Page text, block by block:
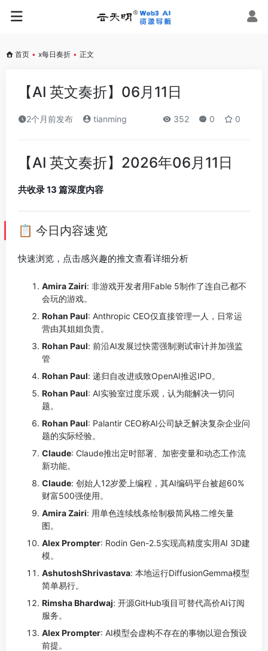
首页 • x每日奏折 • 正文
【AI 英文奏折】06月11日
2个月前发布 tianming 352 0 0
【AI 英文奏折】2026年06月11日
共收录 13 篇深度内容
📋 今日内容速览
快速浏览，点击感兴趣的推文查看详细分析
Amira Zairi: 非游戏开发者用Fable 5制作了连自己都不
会玩的游戏。
Rohan Paul: Anthropic CEO仅直接管理一人，日常运
营由其姐姐负责。
Rohan Paul: 前沿AI发展过快需强制测试审计并加强监
管
Rohan Paul: 递归自改进或致OpenAI推迟IPO。
Rohan Paul: AI实验室过度乐观，认为能解决一切问
题。
Rohan Paul: Palantir CEO称AI公司缺乏解决复杂企业问
题的实际经验。
Claude: Claude推出定时部署、加密变量和动态工作流
新功能。
Claude: 创始人12岁爱上编程，其AI编码平台被超60%
财富500强使用。
Amira Zairi: 用单色连续线条绘制极简风格二维矢量
图。
Alex Prompter: Rodin Gen-2.5实现高精度实用AI 3D建
模。
AshutoshShrivastava: 本地运行DiffusionGemma模型
简单易行。
Rimsha Bhardwaj: 开源GitHub项目可替代高价AI订阅
服务。
Alex Prompter: AI模型会虚构不存在的事物以迎合预设
前提。